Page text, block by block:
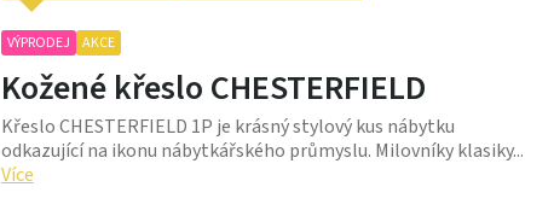
VÝPRODEJ AKCE
Kožené křeslo CHESTERFIELD
Křeslo CHESTERFIELD 1P je krásný stylový kus nábytku
odkazující na ikonu nábytkářského průmyslu. Milovníky klasiky...
Více